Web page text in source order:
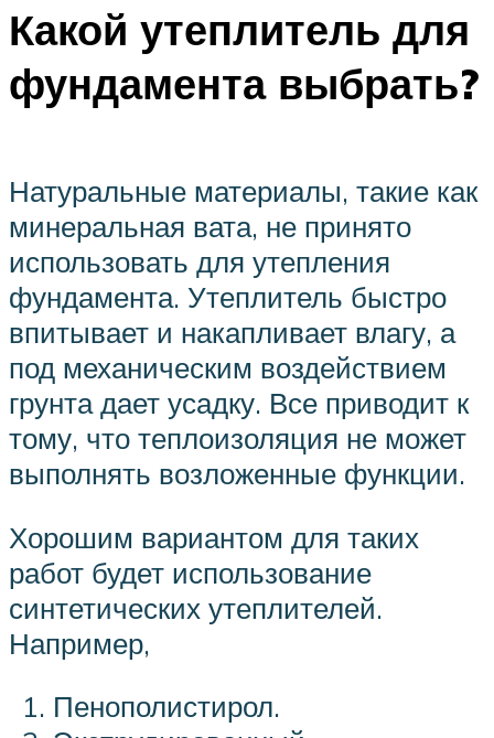
Какой утеплитель для
фундамента выбрать?
Натуральные материалы, такие как
минеральная вата, не принято
использовать для утепления
фундамента. Утеплитель быстро
впитывает и накапливает влагу, а
под механическим воздействием
грунта дает усадку. Все приводит к
тому, что теплоизоляция не может
выполнять возложенные функции.
Хорошим вариантом для таких
работ будет использование
синтетических утеплителей.
Например,
Пенополистирол.